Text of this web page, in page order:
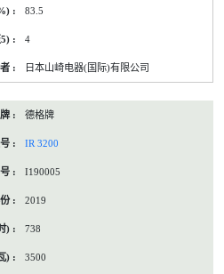
83.5
4
日本山崎电器(国际)有限公司
德格牌
IR 3200
I190005
2019
738
3500